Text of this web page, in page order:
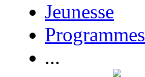
Jeunesse
Programmes
...